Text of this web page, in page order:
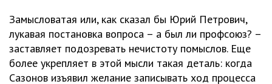
Замысловатая или, как сказал бы Юрий Петрович,
лукавая постановка вопроса – а был ли профсоюз? –
заставляет подозревать нечистоту помыслов. Еще
более укрепляет в этой мысли такая деталь: когда
Сазонов изъявил желание записывать ход процесса